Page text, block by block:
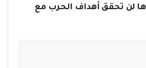
لن تحقق أهداف الحرب مع